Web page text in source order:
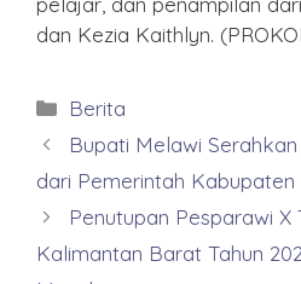
dan Kezia Kaithlyn.
Kategori
Berita
Bupati Melawi
dari Pemerintah Kabupaten
Penutupan Pesparawi X
Kalimantan Barat Tahun